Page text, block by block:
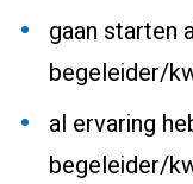
gaan starten
begeleider/
al ervaring
begeleider/